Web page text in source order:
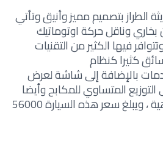
الطراز بتصميم مميز وأنيق وتأتي
147 حصان بخاري وناقل حركة اوتوماتيك
فيها الكثير من التقنيات
كثيرا كنظام
بالإضافة إلى شاشة لعرض
المتساوي للمكابح وأيضا
العديد من وسائل الرفاهية ، ويبلغ سعر هذه السيارة 56000